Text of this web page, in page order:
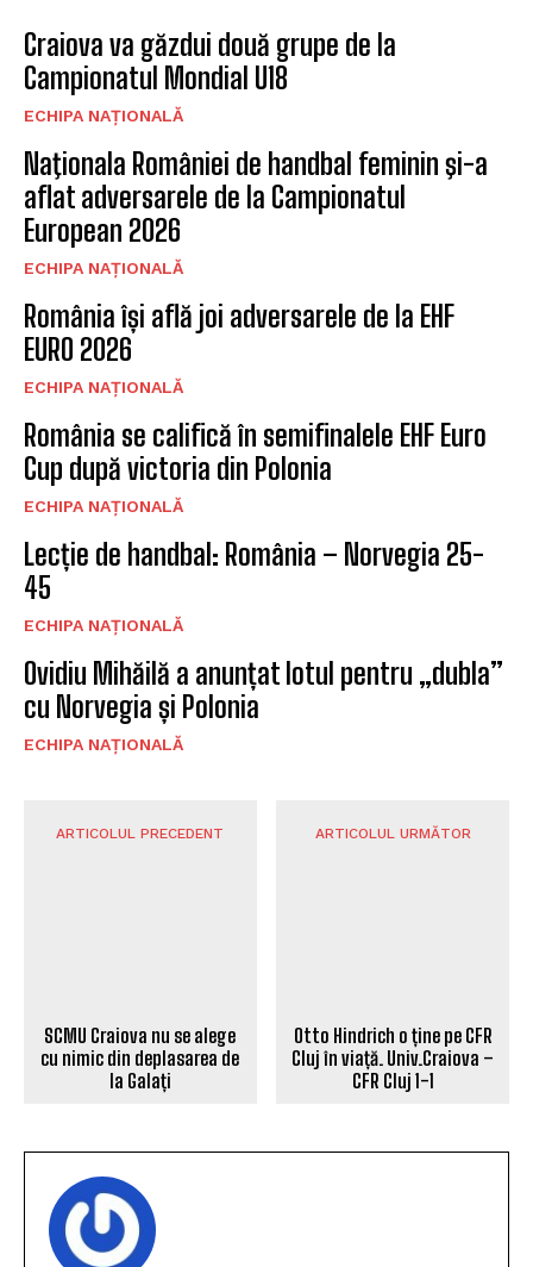
Craiova va găzdui două grupe de la
Campionatul Mondial U18
ECHIPA NAȚIONALĂ
Naţionala României de handbal feminin şi-a
aflat adversarele de la Campionatul
European 2026
ECHIPA NAȚIONALĂ
România își află joi adversarele de la EHF
EURO 2026
ECHIPA NAȚIONALĂ
România se califică în semifinalele EHF Euro
Cup după victoria din Polonia
ECHIPA NAȚIONALĂ
Lecție de handbal: România – Norvegia 25-
45
ECHIPA NAȚIONALĂ
Ovidiu Mihăilă a anunțat lotul pentru „dubla”
cu Norvegia și Polonia
ECHIPA NAȚIONALĂ
ARTICOLUL PRECEDENT ARTICOLUL URMĂTOR
DANIEL CRUCERU